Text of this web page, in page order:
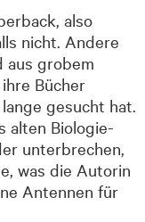
also
nicht. Andere
aus grobem
Bücher
gesucht hat.
alten Biologie-
unterbrechen,
was die Autorin
Antennen für